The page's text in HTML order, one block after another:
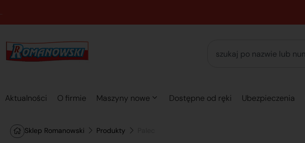
Aktualności O firmie Maszyny nowe Dostępne od ręki Ubezpieczenia
Sklep Romanowski Produkty